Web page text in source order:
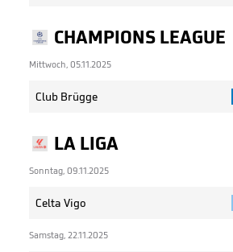
CHAMPIONS LEAGUE
Mittwoch, 05.11.2025
Club Brügge
LA LIGA
Sonntag, 09.11.2025
Celta Vigo
Samstag, 22.11.2025